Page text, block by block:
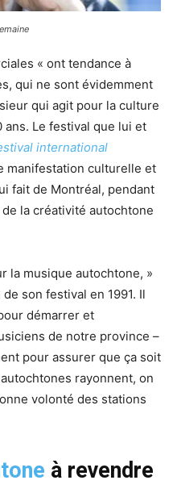
« ont tendance à
qui ne sont évidemment
qui agit pour la culture
Le festival que lui et
international
manifestation culturelle et
fait de Montréal, pendant
la créativité autochtone
la musique autochtone, »
son festival en 1991. Il
démarrer et
de notre province –
pour assurer que ça soit
rayonnent, on
volonté des stations
à revendre